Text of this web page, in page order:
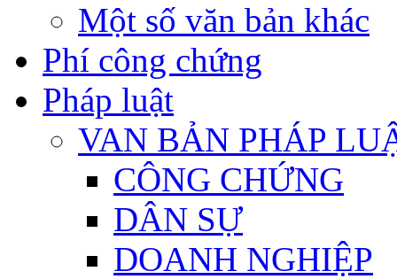
Một số văn bản khác
Phí công chứng
Pháp luật
VAN BẢN PHÁP
CÔNG CHỨNG
DÂN SỰ
DOANH NGHIỆP